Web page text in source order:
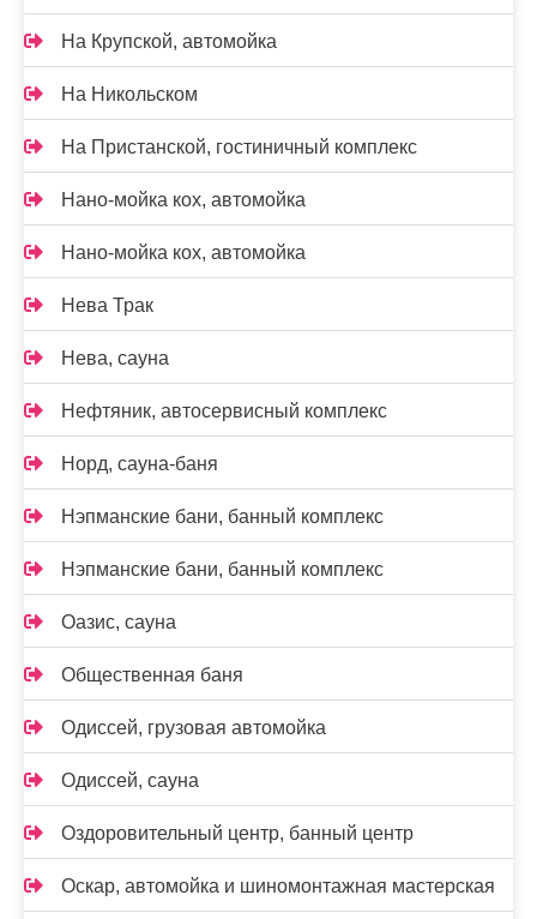
На Крупской, автомойка
На Никольском
На Пристанской, гостиничный комплекс
Нано-мойка кох, автомойка
Нано-мойка кох, автомойка
Нева Трак
Нева, сауна
Нефтяник, автосервисный комплекс
Норд, сауна-баня
Нэпманские бани, банный комплекс
Нэпманские бани, банный комплекс
Оазис, сауна
Общественная баня
Одиссей, грузовая автомойка
Одиссей, сауна
Оздоровительный центр, банный центр
Оскар, автомойка и шиномонтажная мастерская